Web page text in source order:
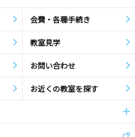
会費・各種手続き
教室見学
お問い合わせ
お近くの教室を探す